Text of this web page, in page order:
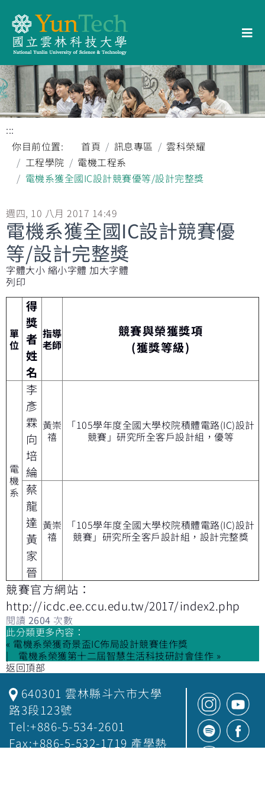
:::
你目前位置:
首頁 訊息專區
雲科榮耀
工程學院
電機工程系
電機系獲全國IC設計競賽優等/設計完整獎
週四, 10 八月 2017 14:49
電機系獲全國IC設計競賽優
等/設計完整獎
字體大小 縮小字體 加大字體
列印
單
位
得
獎
者
姓
名
指導
老師
競賽與榮獲獎項
(獲獎等級)
電
機
系
李
彥
霖
向
培
綸
黃崇
禧
「105學年度全國大學校院積體電路(IC)設計
競賽」研究所全客戶設計組，優等
蔡
龍
達
黃
家
晉
黃崇
禧
「105學年度全國大學校院積體電路(IC)設計
競賽」研究所全客戶設計組，設計完整獎
競賽官方網站：
http://icdc.ee.ccu.edu.tw/2017/index2.php
閱讀 2604 次數
此分類更多內容：
« 電機系榮獲奇景盃IC佈局設計競賽佳作獎
電機系榮獲第十二屆智慧生活科技研討會佳作 »
返回頂部
640301 雲林縣斗六市大學
路3段123號
Tel:+886-5-534-2601
Fax:+886-5-532-1719 產學熱